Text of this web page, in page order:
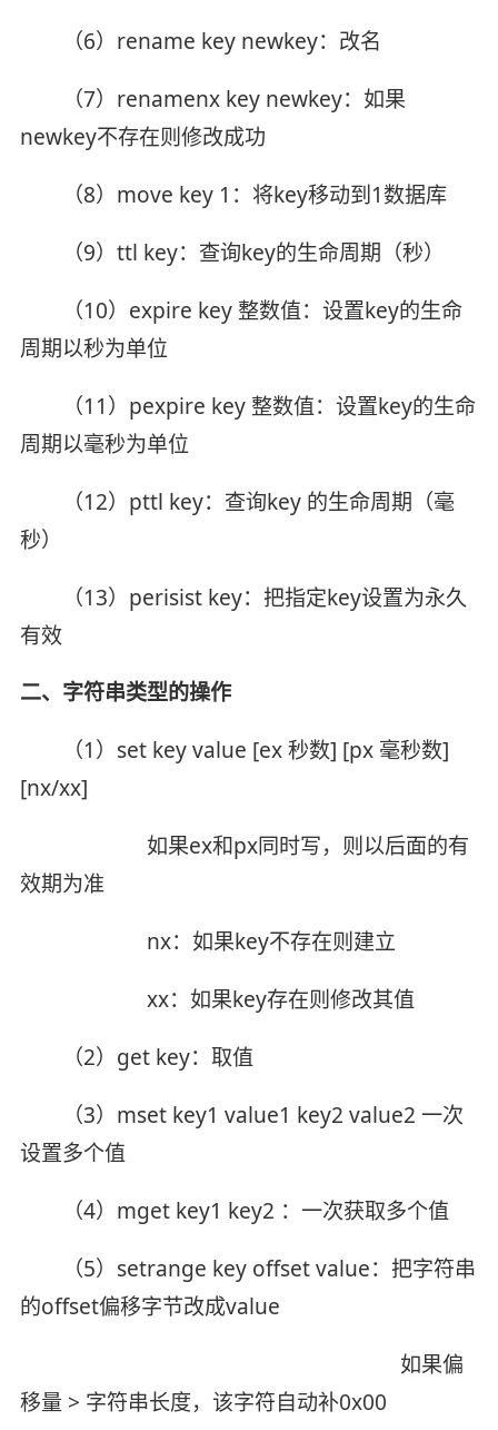
（6）rename key newkey：改名
（7）renamenx key newkey：如果
newkey不存在则修改成功
（8）move key 1：将key移动到1数据库
（9）ttl key：查询key的生命周期（秒）
（10）expire key 整数值：设置key的生命
周期以秒为单位
（11）pexpire key 整数值：设置key的生命
周期以毫秒为单位
（12）pttl key：查询key 的生命周期（毫
秒）
（13）perisist key：把指定key设置为永久
有效
二、字符串类型的操作
（1）set key value [ex 秒数] [px 毫秒数]
[nx/xx]
如果ex和px同时写，则以后面的有
效期为准
nx：如果key不存在则建立
xx：如果key存在则修改其值
（2）get key：取值
（3）mset key1 value1 key2 value2 一次
设置多个值
（4）mget key1 key2 ：一次获取多个值
（5）setrange key offset value：把字符串
的offset偏移字节改成value
如果偏
移量 > 字符串长度，该字符自动补0x00